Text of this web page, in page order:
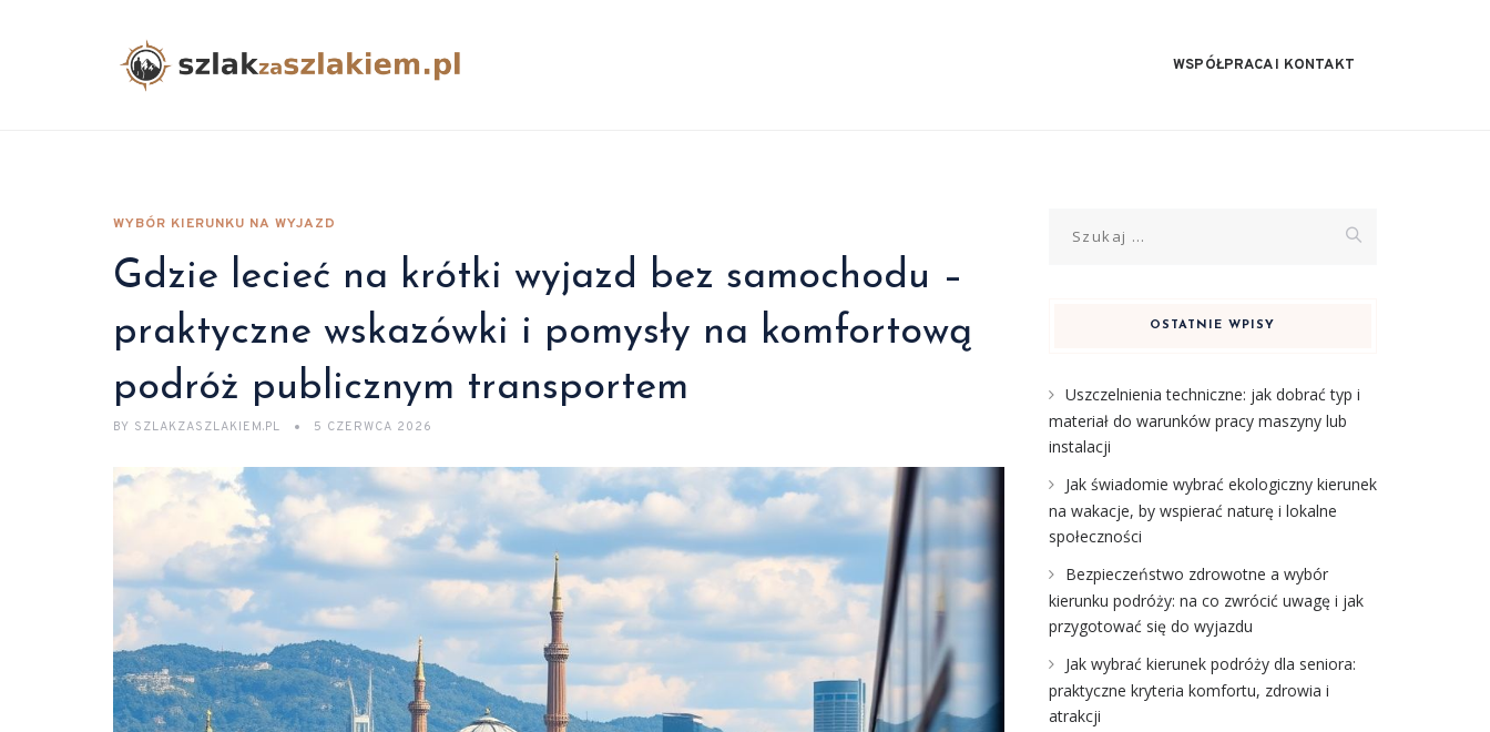
WSPÓŁPRACA I KONTAKT
WYBÓR KIERUNKU NA WYJAZD
Gdzie lecieć na krótki wyjazd bez samochodu –
praktyczne wskazówki i pomysły na komfortową
podróż publicznym transportem
BY SZLAKZASZLAKIEM.PL 5 CZERWCA 2026
OSTATNIE WPISY
Uszczelnienia techniczne: jak dobrać typ i
materiał do warunków pracy maszyny lub
instalacji
Jak świadomie wybrać ekologiczny kierunek
na wakacje, by wspierać naturę i lokalne
społeczności
Bezpieczeństwo zdrowotne a wybór
kierunku podróży: na co zwrócić uwagę i jak
przygotować się do wyjazdu
Jak wybrać kierunek podróży dla seniora:
praktyczne kryteria komfortu, zdrowia i
atrakcji